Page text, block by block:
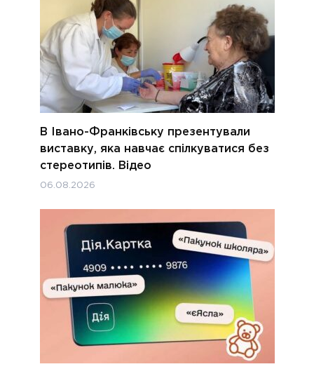
В Івано-Франківську презентували
виставку, яка навчає спілкуватися без
стереотипів. Відео
06.08.2026